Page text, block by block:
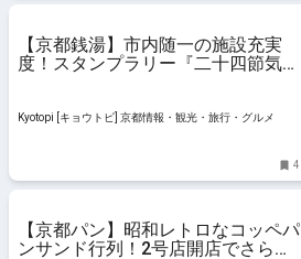
【京都銭湯】市内随一の施設充実
度！スタンプラリー『二十四節気湯
Kyotopi [キョウトピ] 京都情報・観光・旅行・グルメ
4
【京都パン】昭和レトロなコッペパ
ンサンド行列！2号店開店でさらに